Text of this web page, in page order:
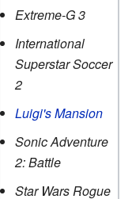
Extreme-G 3
International
Superstar Soccer
2
Luigi's Mansion
Sonic Adventure
2: Battle
Star Wars Rogue